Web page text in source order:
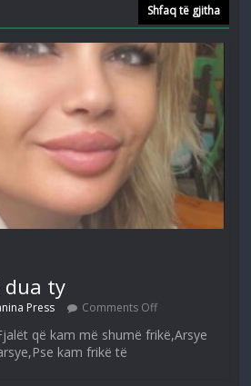
Shfaq të gjitha
dua ty
Press Comments Off
që kam më shumë frikë,Arsye
kam frikë të